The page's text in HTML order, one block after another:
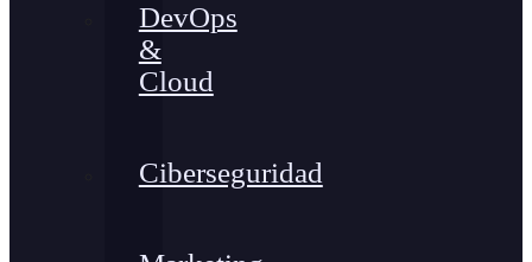
DevOps
&
Cloud
Ciberseguridad